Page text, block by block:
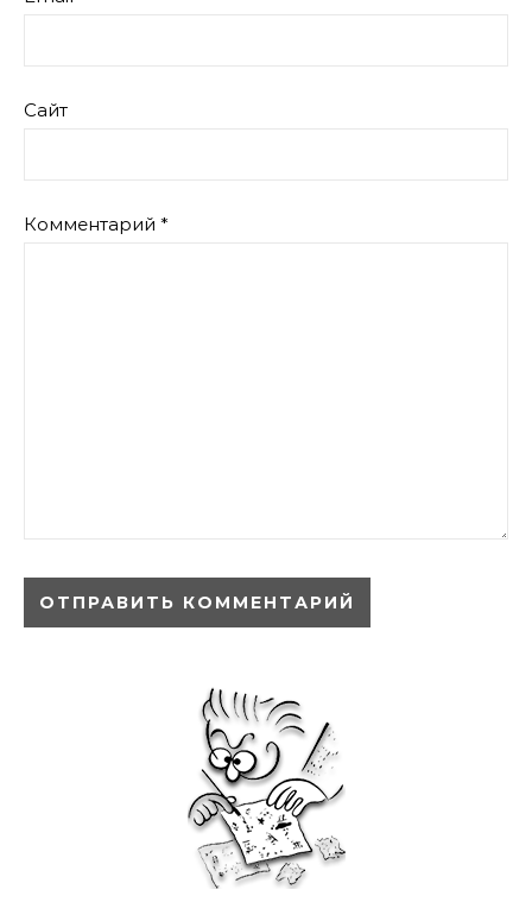
Сайт
Комментарий *